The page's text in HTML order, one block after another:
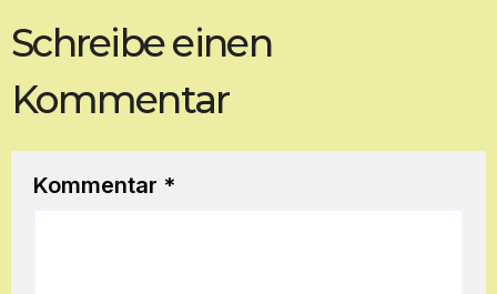
Schreibe einen
Kommentar
Kommentar *